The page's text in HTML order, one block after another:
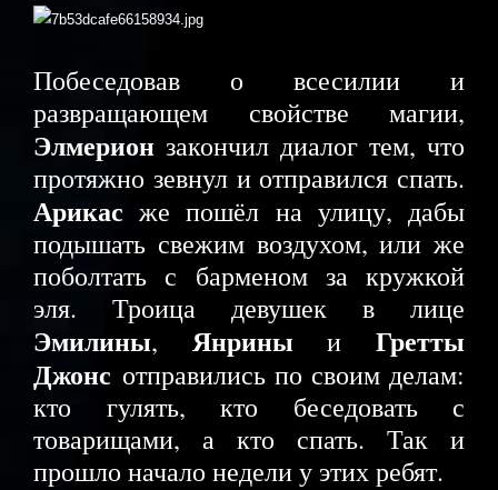
Побеседовав о всесилии и
развращающем свойстве магии,
Элмерион закончил диалог тем, что
протяжно зевнул и отправился спать.
Арикас же пошёл на улицу, дабы
подышать свежим воздухом, или же
поболтать с барменом за кружкой
эля. Троица девушек в лице
Эмилины, Янрины иГретты
Джонс отправились по своим делам:
кто гулять, кто беседовать с
товарищами, а кто спать. Так и
прошло начало недели у этих ребят.